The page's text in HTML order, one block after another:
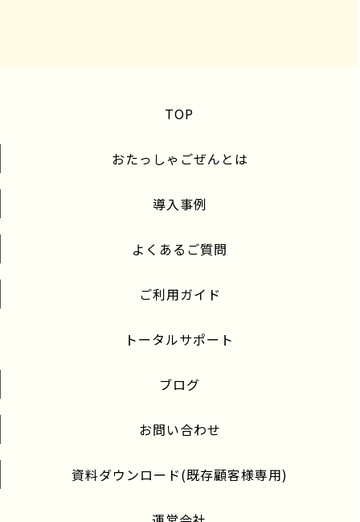
TOP
おたっしゃごぜんとは
導入事例
よくあるご質問
ご利用ガイド
トータルサポート
ブログ
お問い合わせ
資料ダウンロード(既存顧客様専用)